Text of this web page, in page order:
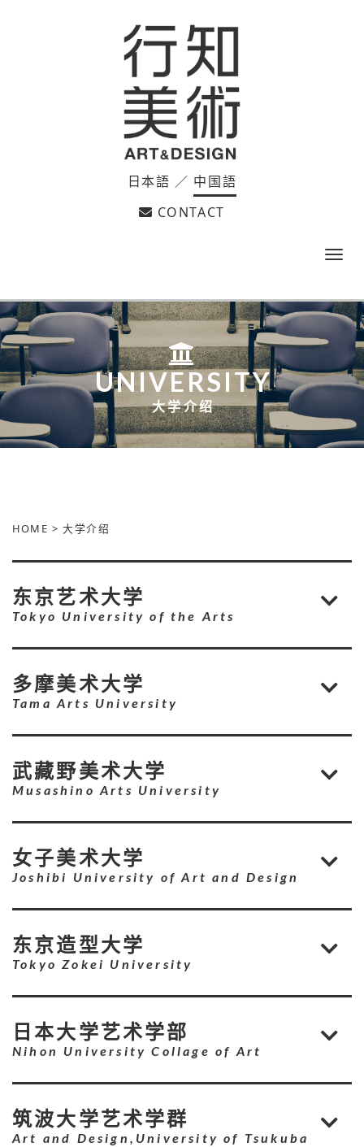
日本語 ／ 中国語
CONTACT
m
u
UNIVERSITY
大学介绍
HOME >大学介绍
东京艺术大学
Tokyo University of the Arts
多摩美术大学
Tama Arts University
武藏野美术大学
Musashino Arts University
女子美术大学
Joshibi University of Art and Design
东京造型大学
Tokyo Zokei University
日本大学艺术学部
Nihon University Collage of Art
筑波大学艺术学群
Art and Design,University of Tsukuba